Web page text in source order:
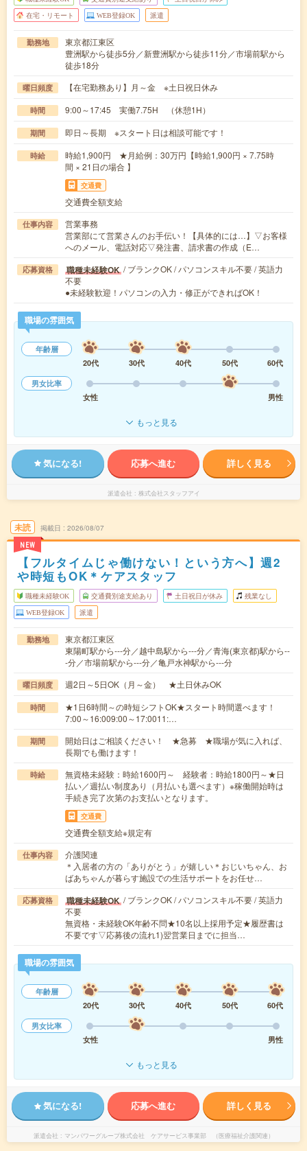
在宅・リモート WEB登録OK 派遣
勤務地
東京都江東区
豊洲駅から徒歩5分／新豊洲駅から徒歩11分／市場前駅から
徒歩18分
曜日頻度 【在宅勤務あり】月～金 ※土日祝日休み
時間 9:00～17:45 実働7.75H （休憩1H）
期間 即日～長期 ※スタート日は相談可能です！
時給
時給1,900円 ★月給例：30万円【時給1,900円 × 7.75時
間 × 21日の場合 】
交通費
交通費全額支給
仕事内容
営業事務
営業部にて営業さんのお手伝い！【具体的には…】▽お客様
へのメール、電話対応▽発注書、請求書の作成（E…
応募資格 職種未経験OK / ブランクOK / パソコンスキル不要 / 英語力
不要
●未経験歓迎！パソコンの入力・修正ができればOK！
職場の雰囲気
年齢層
20代
30代 40代 50代
60代
男女比率
女性
男性
もっと見る
気になる! 応募へ進む 詳しく見る
派遣会社 株式会社スタッフアイ
未読
NEW
掲載日 2026/08/07
【フルタイムじゃ働けない！という方へ】週2
や時短もOK＊ケアスタッフ
職種未経験OK 交通費別途支給あり 土日祝日が休み 残業なし
WEB登録OK 派遣
勤務地
東京都江東区
東陽町駅から---分／越中島駅から---分／青海(東京都)駅から--
-分／市場前駅から---分／亀戸水神駅から---分
曜日頻度 週2日～5日OK（月～金） ★土日休みOK
時間
★1日6時間～の時短シフトOK★スタート時間選べます！
7:00～16:009:00～17:0011:…
期間
開始日はご相談ください！ ★急募 ★職場が気に入れば、
長期でも働けます！
時給
無資格未経験：時給1600円～ 経験者：時給1800円～★日
払い／週払い制度あり（月払いも選べます）※稼働開始時は
手続き完了次第のお支払いとなります。
交通費
交通費全額支給※規定有
仕事内容
介護関連
＊入居者の方の「ありがとう」が嬉しい＊おじいちゃん、お
ばあちゃんが暮らす施設での生活サポートをお任せ…
応募資格 職種未経験OK / ブランクOK / パソコンスキル不要 / 英語力
不要
無資格・未経験OK年齢不問★10名以上採用予定★履歴書は
不要です▽応募後の流れ1)翌営業日までに担当…
職場の雰囲気
年齢層
20代
30代 40代 50代
60代
男女比率
女性
男性
もっと見る
気になる! 応募へ進む 詳しく見る
派遣会社 マンパワーグループ株式会社 ケアサービス事業部 （医療福祉介護関連）